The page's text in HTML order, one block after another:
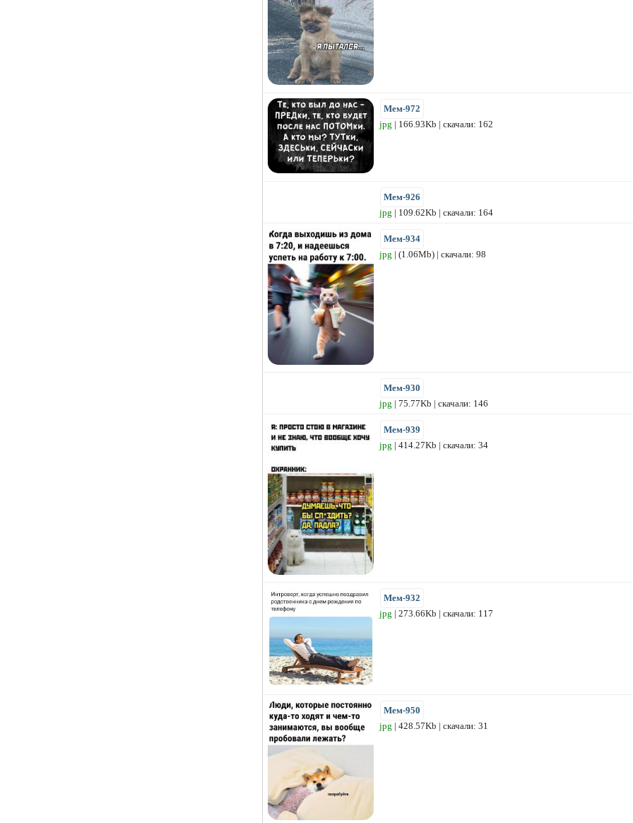
Мем-972
jpg | 166.93Kb | скачали: 162
Мем-926
jpg | 109.62Kb | скачали: 164
Мем-934
jpg | (1.06Mb) | скачали: 98
Мем-930
jpg | 75.77Kb | скачали: 146
Мем-939
jpg | 414.27Kb | скачали: 34
Мем-932
jpg | 273.66Kb | скачали: 117
Мем-950
jpg | 428.57Kb | скачали: 31